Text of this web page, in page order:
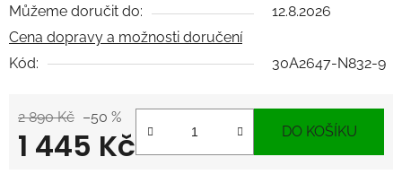
Můžeme doručit do:
12.8.2026
Cena dopravy a možnosti doručení
Kód:
30A2647-N832-9
2 890 Kč –50 %
1 445 Kč DO KOŠÍKU